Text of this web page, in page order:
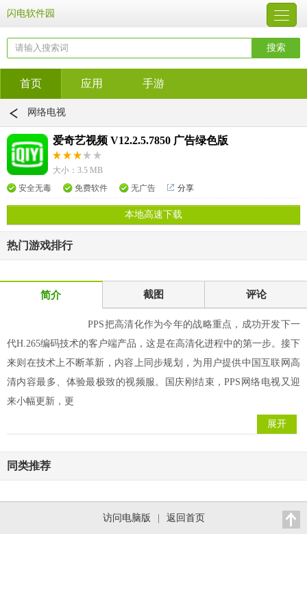
闪电软件园
首页 应用 手游
网络电视
爱奇艺视频 V12.2.5.7850 广告绿色版
大小：3.5 MB
安全无毒
免费软件 无广告 分享
本地高速下载
热门游戏排行
简介 截图 评论
PPS把高清化作为今年的战略重点，成功开发下一
代H.265编码技术的客户端产品，这是在高清化进程中的第一步。接下
来则在技术上不断革新，内容上同步规划，为用户提供中国互联网高
清内容最多、体验最极致的视频服。国庆刚结束，PPS网络电视又迎
来小幅更新，更
展开
同类推荐
访问电脑版 返回首页